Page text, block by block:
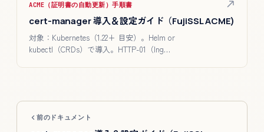
ACME（証明書の自動更新）手順書
cert-manager 導入＆設定ガイド（FujiSSL ACME)
対象：Kubernetes（1.22+ 目安）。Helm or
kubectl（CRDs）で導入。HTTP-01（Ing…
前のドキュメント